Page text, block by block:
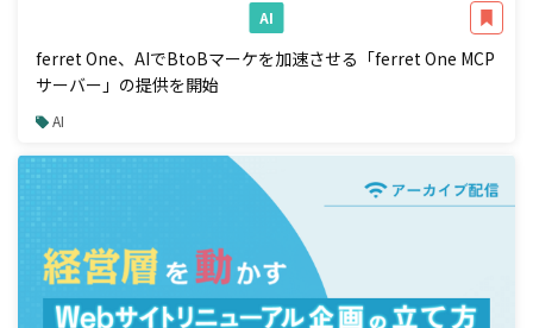
AI
ferret One、AIでBtoBマーケを加速させる「ferret One MCP
サーバー」の提供を開始
AI